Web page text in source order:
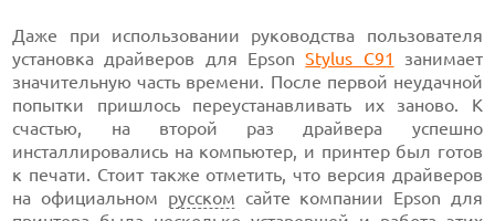
Даже при использовании руководства пользователя
установка драйверов для EpsonStylus C91
занимает
значительную часть времени. После первой неудачной
попытки пришлось переустанавливать их заново. К
счастью, на второй раз драйвера успешно
инсталлировались на компьютер, и принтер был готов
к печати. Стоит также отметить, что версия драйверов
на официальном русском сайте компании Epson для